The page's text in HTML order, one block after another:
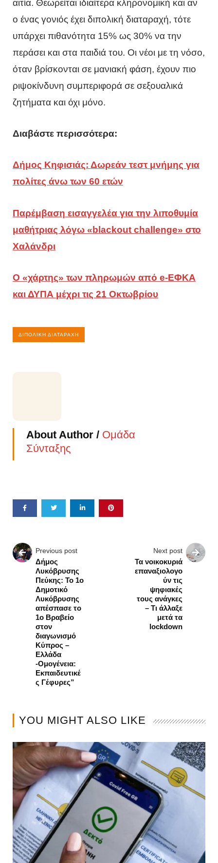
αιτία. Θεωρείται ιδιαίτερα κληρονομική και αν
ο ένας γονιός έχει διπολική διαταραχή, τότε
υπάρχει πιθανότητα 15% ως 30% να την
περάσει και στα παιδιά του. Οι νέοι με τη νόσο,
όταν βρίσκονται σε μανιακή φάση, έχουν πιο
ριψοκίνδυνη συμπεριφορά σε σεξουαλικά
ζητήματα και όχι μόνο.
Διαβάστε περισσότερα:
Δήμος Κηφισιάς: Δωρεάν τεστ μνήμης για
πολίτες άνω των 60 ετών
Παρέμβαση εισαγγελέα για την λιποθυμία
μαθήτριας λόγω «blackout challenge» στο
Χαλάνδρι
Ο «χάρτης» των πληρωμών από e-ΕΦΚΑ
και ΔΥΠΑ μέχρι τις 21 Οκτωβρίου
ΔΙΠΟΛΙΚΉ ΔΙΑΤΑΡΑΧΉ
About Author / Ομάδα
Σύνταξης
Previous post
Δήμος
Λυκόβρυσης
Πεύκης: Το 1ο
Δημοτικό
Λυκόβρυσης
απέσπασε το
1ο Βραβείο
στον
διαγωνισμό
Κύπρος –
Ελλάδα
-Ομογένεια:
Εκπαιδευτικέ
ς Γέφυρες”
Next post
Τα νοικοκυριά
επαναξιολογο
ύν τις
ψηφιακές
τους ανάγκες
– Τι άλλαξε
μετά τα
lockdown
YOU MIGHT ALSO LIKE